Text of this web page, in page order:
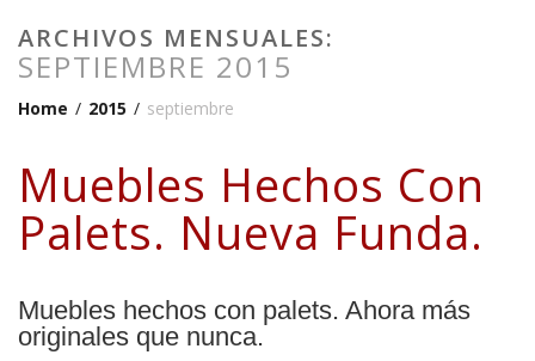
ARCHIVOS MENSUALES:
SEPTIEMBRE 2015
Home / 2015 / septiembre
Muebles Hechos Con
Palets. Nueva Funda.
Muebles hechos con palets. Ahora más
originales que nunca.